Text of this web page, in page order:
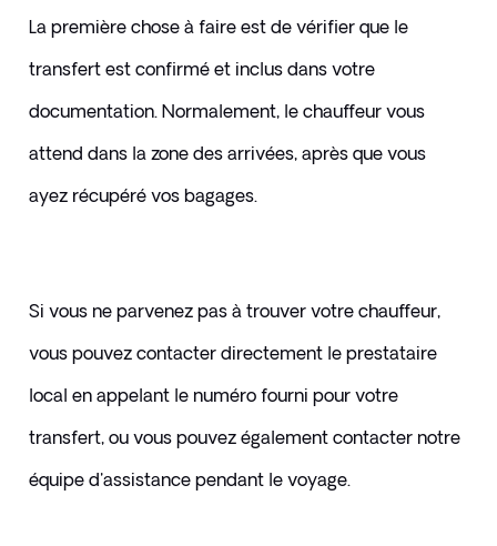
La première chose à faire est de vérifier que le
transfert est confirmé et inclus dans votre
documentation. Normalement, le chauffeur vous
attend dans la zone des arrivées, après que vous
ayez récupéré vos bagages.
Si vous ne parvenez pas à trouver votre chauffeur,
vous pouvez contacter directement le prestataire
local en appelant le numéro fourni pour votre
transfert, ou vous pouvez également contacter notre
équipe d'assistance pendant le voyage.